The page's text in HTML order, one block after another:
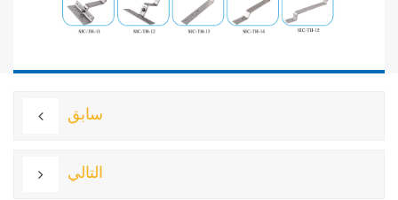
سابق
التالي